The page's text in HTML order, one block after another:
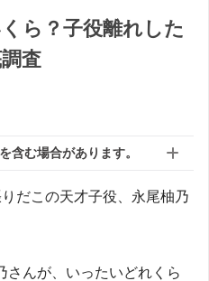
ら？子役離れした
査
含む場合があります。
だこの天才子役、永尾柚乃
さんが、いったいどれくら